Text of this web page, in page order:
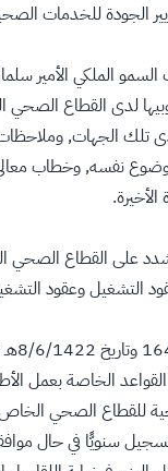
الجودة للخدمات
الملكي الأمير
لدى القطاع
تلك الجهات,
تشدد على القطاع
التشغيل وعقود
الخاصة بعمل
للقطاع الصحي
سنويًّا في حال